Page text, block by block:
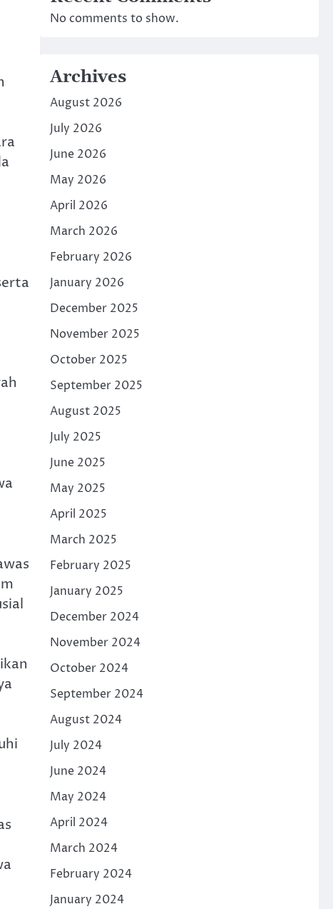
No comments to show.
Archives
August 2026
July 2026
June 2026
May 2026
April 2026
March 2026
February 2026
January 2026
December 2025
November 2025
October 2025
September 2025
August 2025
July 2025
June 2025
May 2025
April 2025
March 2025
February 2025
January 2025
December 2024
November 2024
October 2024
September 2024
August 2024
July 2024
June 2024
May 2024
April 2024
March 2024
February 2024
January 2024